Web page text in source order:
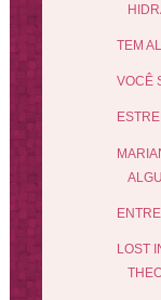
TEM
VOCÊ
LOST